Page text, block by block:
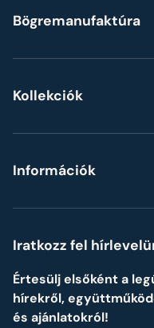
Bögremanufaktúra
Főoldal
Rólunk
Kollekciók
Bögrék
Szettek, készletek
Információk
ÁSZF
Adatvédelmi ismertető
Impresszum
Cookie tájékoztató
Iratkozz fel
Értesülj elsőként a
hírekről,
és ajánlatokról!